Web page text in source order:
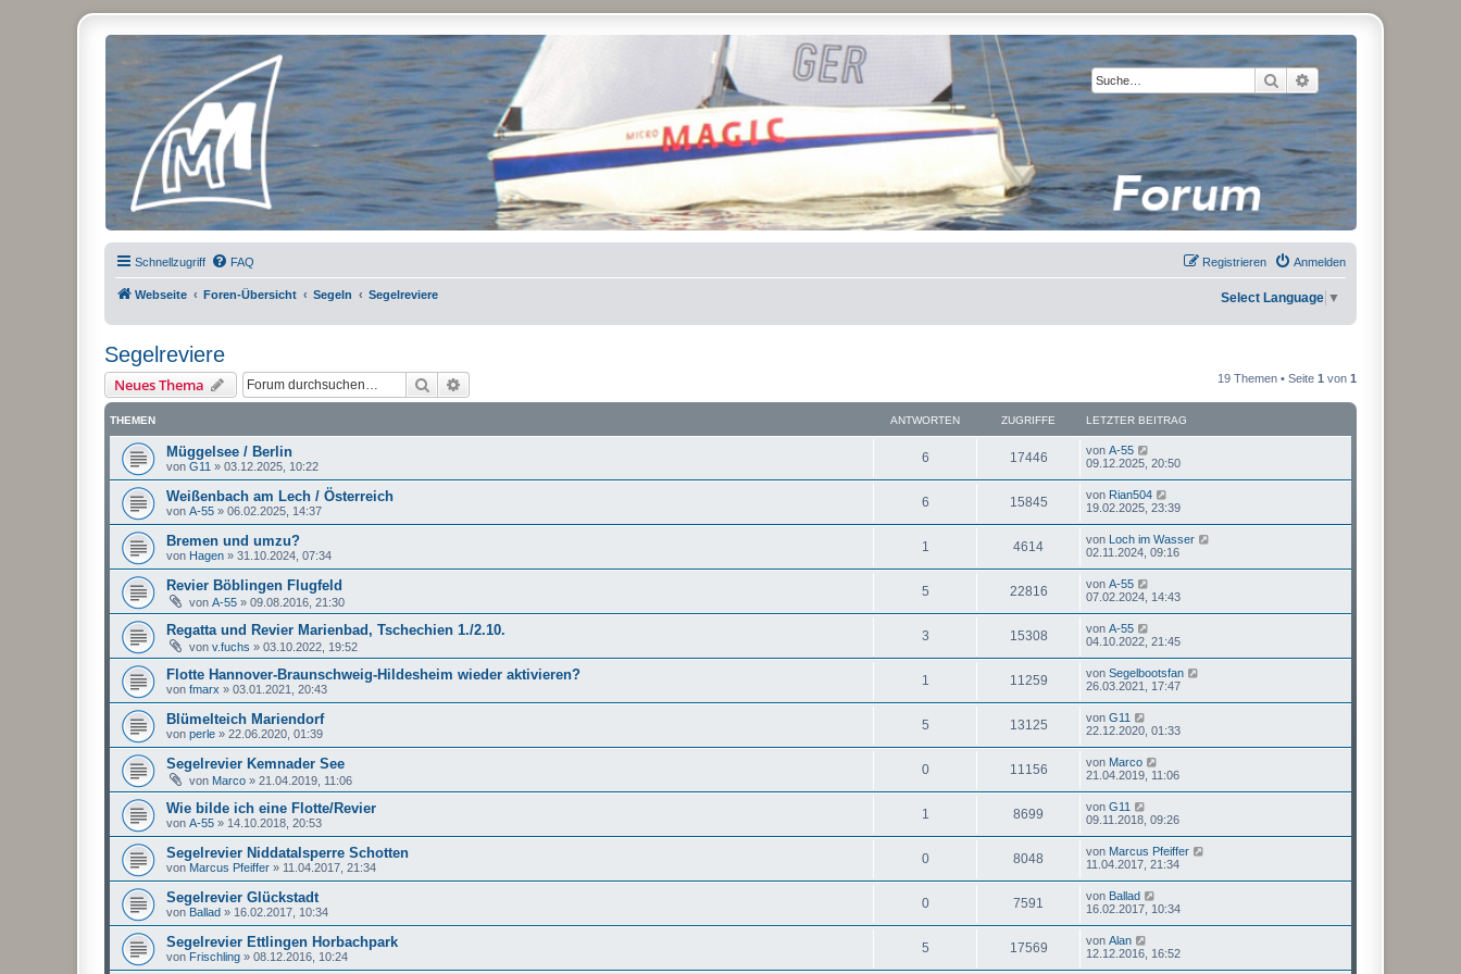
Suche Erweiterte Suche
Micro Magic Forum Deutschland
Schnellzugriff FAQ Anmelden
Registrieren
Webseite Foren-Übersicht Segeln Segelreviere Select Language ▼
Segelreviere
Neues Thema Suche 19 Themen • Seite 1 von 1
THEMEN ANTWORTEN ZUGRIFFE LETZTER BEITRAG
Müggelsee / Berlin
von G11 » 03.12.2025, 10:22
6 17446 von A-55
09.12.2025, 20:50
Weißenbach am Lech / Österreich
von A-55 » 06.02.2025, 14:37
6 15845 von Rian504
19.02.2025, 23:39
Bremen und umzu?
von Hagen » 31.10.2024, 07:34
1 4614 von Loch im Wasser
02.11.2024, 09:16
Revier Böblingen Flugfeld
von A-55 » 09.08.2016, 21:30
5 22816 von A-55
07.02.2024, 14:43
Regatta und Revier Marienbad, Tschechien 1./2.10.
von v.fuchs » 03.10.2022, 19:52
3 15308 von A-55
04.10.2022, 21:45
Flotte Hannover-Braunschweig-Hildesheim wieder aktivieren?
von fmarx » 03.01.2021, 20:43
1 11259 von Segelbootsfan
26.03.2021, 17:47
Blümelteich Mariendorf
von perle » 22.06.2020, 01:39
5 13125 von G11
22.12.2020, 01:33
Segelrevier Kemnader See
von Marco » 21.04.2019, 11:06
0 11156 von Marco
21.04.2019, 11:06
Wie bilde ich eine Flotte/Revier
von A-55 » 14.10.2018, 20:53
1 8699 von G11
09.11.2018, 09:26
Segelrevier Niddatalsperre Schotten
von Marcus Pfeiffer » 11.04.2017, 21:34
0 8048 von Marcus Pfeiffer
11.04.2017, 21:34
Segelrevier Glückstadt
von Ballad » 16.02.2017, 10:34
0 7591 von Ballad
16.02.2017, 10:34
Segelrevier Ettlingen Horbachpark
von Frischling » 08.12.2016, 10:24
5 17569 von Alan
12.12.2016, 16:52